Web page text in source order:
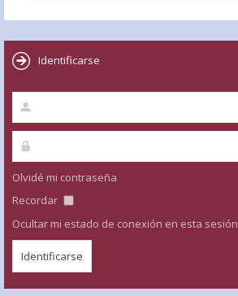
Identificarse
Olvidé mi contraseña
Recordar
Ocultar mi estado de conexión en esta sesión